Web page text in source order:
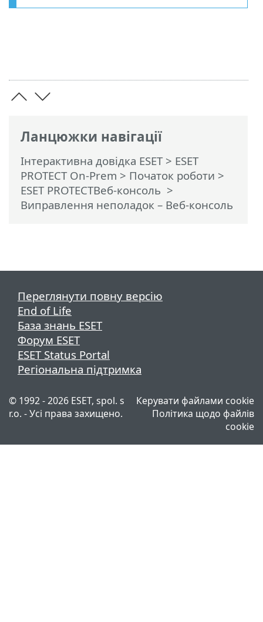
Ланцюжки навігації
Інтерактивна довідка ESET> ESET
PROTECT On-Prem > Початок роботи >
ESET PROTECTВеб-консоль >
Виправлення неполадок – Веб-консоль
Переглянути повну версію
End of Life
База знань ESET
Форум ESET
ESET Status Portal
Регіональна підтримка
© 1992 - 2026 ESET, spol. s
r.o. - Усі права захищено.
Керувати файлами cookie
Політика щодо файлів
cookie